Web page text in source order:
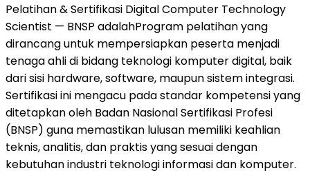
Pelatihan & Sertifikasi Digital Computer Technology
Scientist — BNSP adalahProgram pelatihan yang
dirancang untuk mempersiapkan peserta menjadi
tenaga ahli di bidang teknologi komputer digital, baik
dari sisi hardware, software, maupun sistem integrasi.
Sertifikasi ini mengacu pada standar kompetensi yang
ditetapkan oleh Badan Nasional Sertifikasi Profesi
(BNSP) guna memastikan lulusan memiliki keahlian
teknis, analitis, dan praktis yang sesuai dengan
kebutuhan industri teknologi informasi dan komputer.